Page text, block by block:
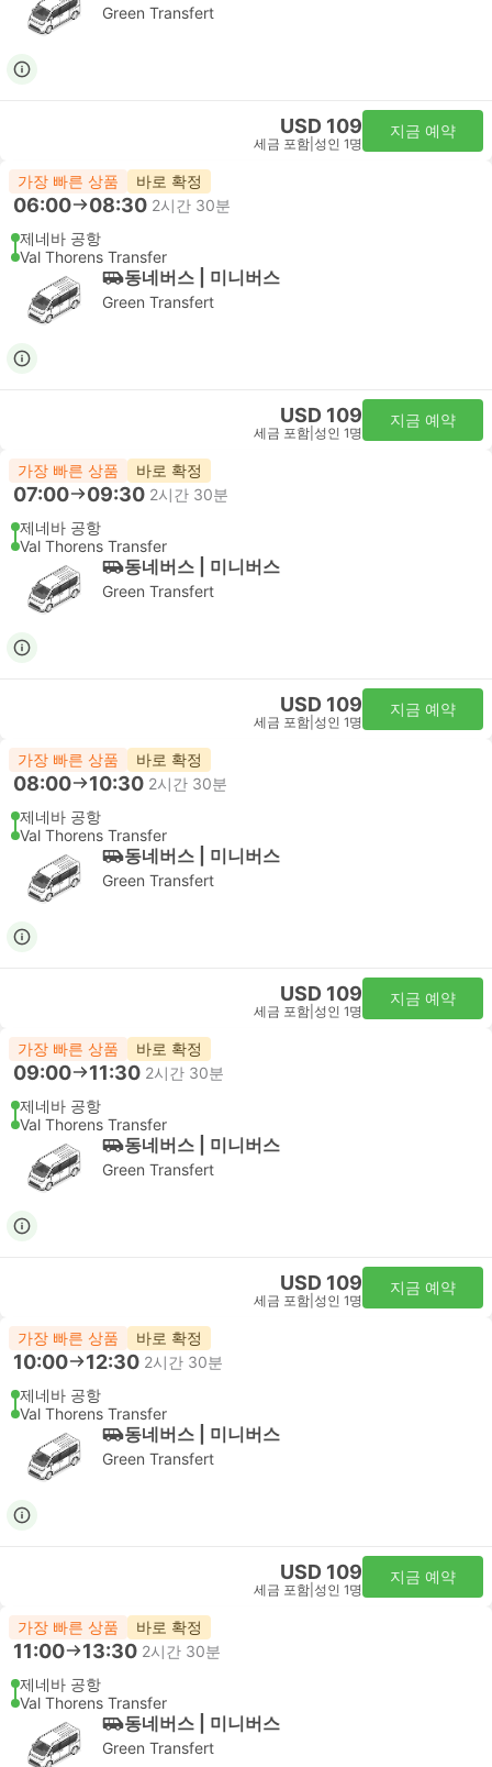
Green Transfert
USD 109
세금 포함 성인 1명
지금 예약
가장 빠른 상품 바로 확정
06:00 08:30 2시간 30분
제네바 공항
Val Thorens Transfer
동네버스 | 미니버스
Green Transfert
USD 109
세금 포함 성인 1명
지금 예약
가장 빠른 상품 바로 확정
07:00 09:30 2시간 30분
제네바 공항
Val Thorens Transfer
동네버스 | 미니버스
Green Transfert
USD 109
세금 포함 성인 1명
지금 예약
가장 빠른 상품 바로 확정
08:00 10:30 2시간 30분
제네바 공항
Val Thorens Transfer
동네버스 | 미니버스
Green Transfert
USD 109
세금 포함 성인 1명
지금 예약
가장 빠른 상품 바로 확정
09:00 11:30 2시간 30분
제네바 공항
Val Thorens Transfer
동네버스 | 미니버스
Green Transfert
USD 109
세금 포함 성인 1명
지금 예약
가장 빠른 상품 바로 확정
10:00 12:30 2시간 30분
제네바 공항
Val Thorens Transfer
동네버스 | 미니버스
Green Transfert
USD 109
세금 포함 성인 1명
지금 예약
가장 빠른 상품 바로 확정
11:00 13:30 2시간 30분
제네바 공항
Val Thorens Transfer
동네버스 | 미니버스
Green Transfert